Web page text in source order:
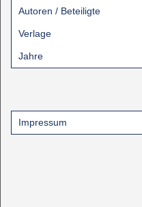
Autoren / Beteiligte
Verlage
Jahre
Impressum